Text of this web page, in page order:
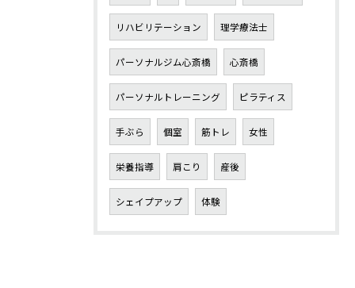
リハビリテーション 理学療法士
パーソナルジム心斎橋 心斎橋
パーソナルトレーニング ピラティス
手ぶら 個室 筋トレ 女性
栄養指導 肩こり 産後
シェイプアップ 体験